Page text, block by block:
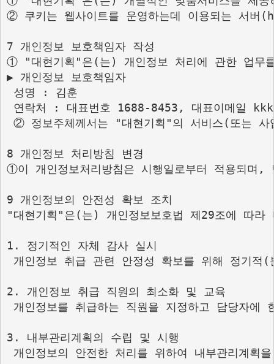
② 쿠키는 웹사이트를 운영하는데 이용되는 서버
7 개인정보 보호책임자 작성
① "대현기획"은(는) 개인정보 처리에 관한 업무
▶ 개인정보 보호책임자
성명 : 김훈
연락처 : 대표번호 1688-8453, 대표이메일
② 정보주체께서는 "대현기획"의 서비스(또는
8 개인정보 처리방침 변경
①이 개인정보처리방침은 시행일로부터 적용되
9 개인정보의 안전성 확보 조치
"대현기획"은(는) 개인정보보호법 제29조에 따
1. 정기적인 자체 감사 실시
개인정보 취급 관련 안정성 확보를 위해 정기
2. 개인정보 취급 직원의 최소화 및 교육
개인정보를 취급하는 직원을 지정하고 담당자에
3. 내부관리계획의 수립 및 시행
개인정보의 안전한 처리를 위하여 내부관리계획